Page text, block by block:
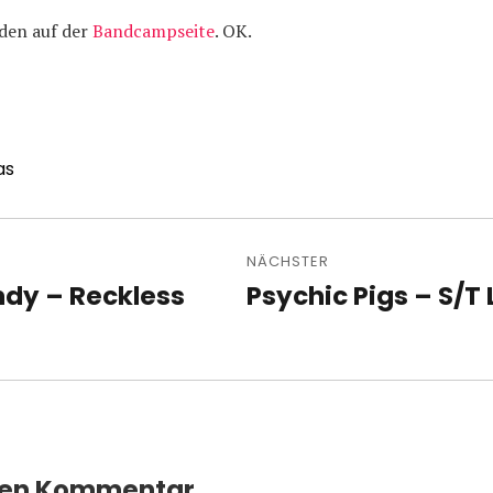
auf derBandcampseite. OK.
– Reckless
NÄCHSTER
Nächster
Psychic Pigs – S/T